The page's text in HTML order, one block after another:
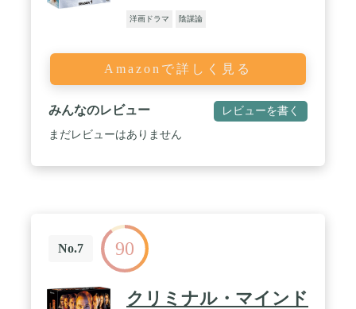
洋画ドラマ 陰謀論
Amazonで詳しく見る
みんなのレビュー レビューを書く
まだレビューはありません
No.7 90
クリミナル・マインド